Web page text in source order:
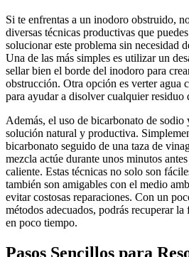
Si te enfrentas a un inodoro obstruido,
diversas técnicas productivas que
solucionar este problema sin necesidad
Una de las más simples es utilizar un
sellar bien el borde del inodoro para
obstrucción. Otra opción es verter agua
para ayudar a disolver cualquier residuo
Además, el uso de bicarbonato de sodio
solución natural y productiva.
bicarbonato seguido de una taza de
mezcla actúe durante unos minutos
caliente. Estas técnicas no solo son
también son amigables con el medio
evitar costosas reparaciones. Con un
métodos adecuados, podrás recuperar
en poco tiempo.
Pasos Sencillos para